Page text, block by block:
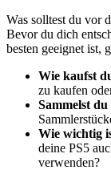
Was solltest du vor
Bevor du dich
besten geeignet ist,
Wie kaufst
zu kaufen
Sammelst du
Wie wichtig
deine PS5
verwenden?